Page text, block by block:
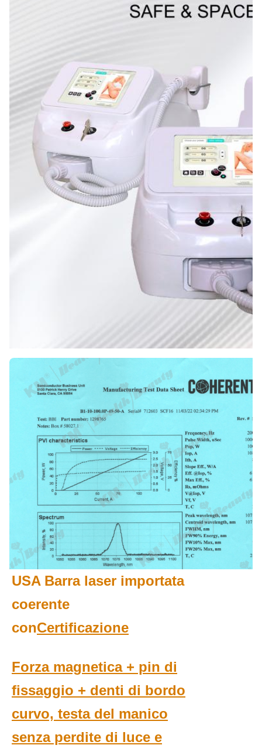
USA Barra laser importata
coerente
conCertificazione
Forza magnetica + pin di
fissaggio + denti di bordo
curvo, testa del manico
senza perdite di luce e